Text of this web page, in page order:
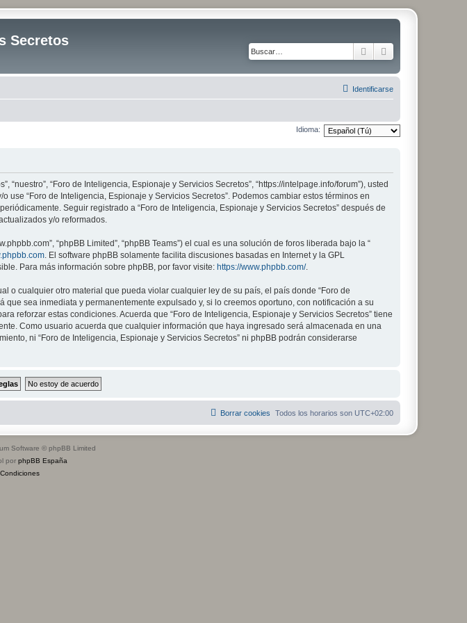
Secretos
Buscar
Identificarse
Idioma:
“Foro de Inteligencia, Espionaje y Servicios Secretos”, “https://intelpage.info/forum”), usted
“Foro de Inteligencia, Espionaje y Servicios Secretos”. Podemos cambiar estos términos en
Seguir registrado a “Foro de Inteligencia, Espionaje y Servicios Secretos” después de
y/o reformados.
“phpBB Limited”, “phpBB Teams”) el cual es una solución de foros liberada bajo la “
. El software phpBB solamente facilita discusiones basadas en Internet y la GPL
Para más información sobre phpBB, por favor visite: https://www.phpbb.com/.
o cualquier otro material que pueda violar cualquier ley de su país, el país donde “Foro de
sea inmediata y permanentemente expulsado y, si lo creemos oportuno, con notificación a su
reforzar estas condiciones. Acuerda que “Foro de Inteligencia, Espionaje y Servicios Secretos” tiene
Como usuario acuerda que cualquier información que haya ingresado será almacenada en una
ni “Foro de Inteligencia, Espionaje y Servicios Secretos” ni phpBB podrán considerarse
Todos los horarios son UTC+02:00
Borrar cookies
Software © phpBB Limited
por phpBB España
Condiciones